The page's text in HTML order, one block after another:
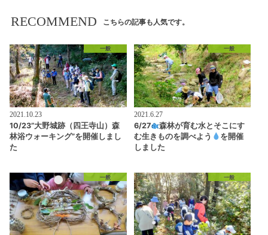
RECOMMEND こちらの記事も人気です。
一般
2021.10.23
10/23”大野城跡（四王寺山）森
林浴ウォーキング”を開催しまし
た
一般
2021.6.27
6/27
森林が育む水とそこにす
む生きものを調べよう
を開催
しました
一般 一般